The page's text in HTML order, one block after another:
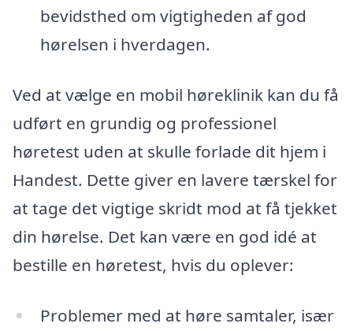
bevidsthed om vigtigheden af god
hørelsen i hverdagen.
Ved at vælge en mobil høreklinik kan du få
udført en grundig og professionel
høretest uden at skulle forlade dit hjem i
Handest. Dette giver en lavere tærskel for
at tage det vigtige skridt mod at få tjekket
din hørelse. Det kan være en god idé at
bestille en høretest, hvis du oplever:
Problemer med at høre samtaler, især